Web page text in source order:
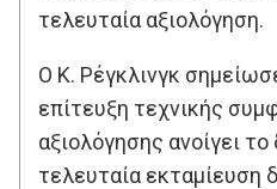
τελευταία αξιολόγηση.
Ο Κ. Ρέγκλινγκ
επίτευξη τεχνικής
αξιολόγησης ανοίγει
τελευταία εκταμίευση